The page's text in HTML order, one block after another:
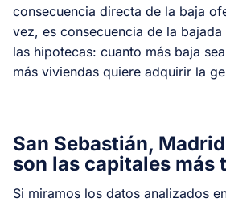
consecuencia directa de la baja
vez, es consecuencia de la
las hipotecas: cuanto más baja
más viviendas quiere adquirir la
San Sebastián,
son las capitales más
Si miramos los datos analizados